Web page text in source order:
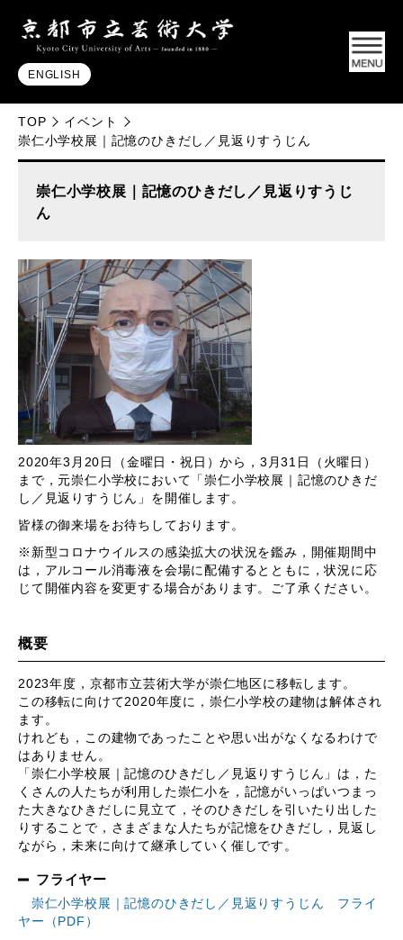
ENGLISH
TOP
イベント
崇仁小学校展｜記憶のひきだし／見返りすうじん
崇仁小学校展｜記憶のひきだし／見返りすうじ
ん
2020年3月20日（金曜日・祝日）から，3月31日（火曜日）
まで，元崇仁小学校において「崇仁小学校展｜記憶のひきだ
し／見返りすうじん」を開催します。
皆様の御来場をお待ちしております。
※新型コロナウイルスの感染拡大の状況を鑑み，開催期間中
は，アルコール消毒液を会場に配備するとともに，状況に応
じて開催内容を変更する場合があります。ご了承ください。
概要
2023年度，京都市立芸術大学が崇仁地区に移転します。
この移転に向けて2020年度に，崇仁小学校の建物は解体され
ます。
けれども，この建物であったことや思い出がなくなるわけで
はありません。
「崇仁小学校展｜記憶のひきだし／見返りすうじん」は，た
くさんの人たちが利用した崇仁小を，記憶がいっぱいつまっ
た大きなひきだしに見立て，そのひきだしを引いたり出した
りすることで，さまざまな人たちが記憶をひきだし，見返し
ながら，未来に向けて継承していく催しです。
フライヤー
崇仁小学校展｜記憶のひきだし／見返りすうじん フライ
ヤー（PDF）